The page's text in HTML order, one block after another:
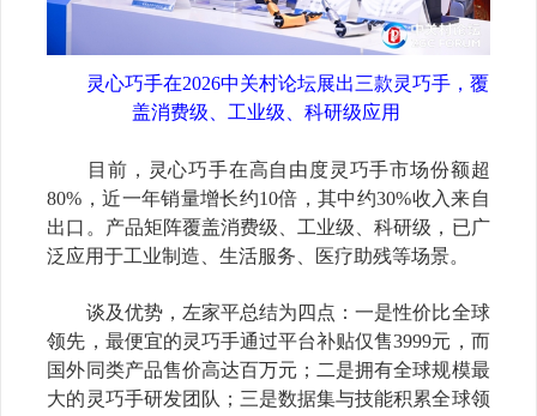
灵心巧手在2026中关村论坛展出三款灵巧手，覆
盖消费级、工业级、科研级应用
目前，灵心巧手在高自由度灵巧手市场份额超
80% ，近一年销量增长约10倍，其中约30%收 入来自
出口。产品矩阵覆盖消费级、工业级、科研级，已广
泛应用于工业制造、生活服务、医疗助残等场景。
谈及优势，左家平总结为四点：一是性价比全球
领先，最便宜的灵巧手通过平台补贴仅售3999元，而
国外同类产品售价高达百万元；二是拥有全球规模最
大的灵巧手研发团队；三是数据集与技能积累全球领